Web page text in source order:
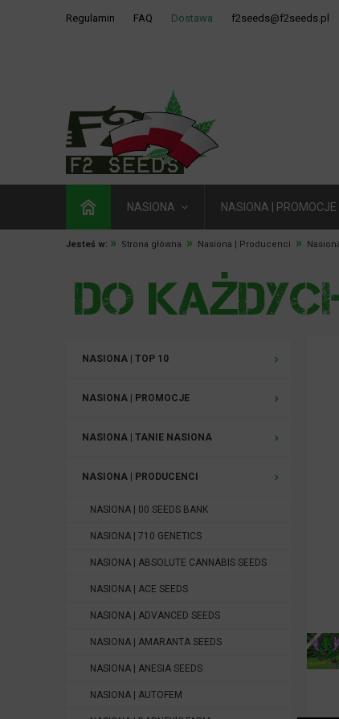
Regulamin FAQ Dostawa f2seeds@f2seeds.pl
NASIONA NASIONA | PROMOCJE
Jesteś w: » Strona główna » Nasiona | Producenci »
NASIONA | TOP 10
NASIONA | PROMOCJE
NASIONA | TANIE NASIONA
NASIONA | PRODUCENCI
NASIONA | 00 SEEDS BANK
NASIONA | 710 GENETICS
NASIONA | ABSOLUTE CANNABIS SEEDS
NASIONA | ACE SEEDS
NASIONA | ADVANCED SEEDS
NASIONA | AMARANTA SEEDS
NASIONA | ANESIA SEEDS
NASIONA | AUTOFEM